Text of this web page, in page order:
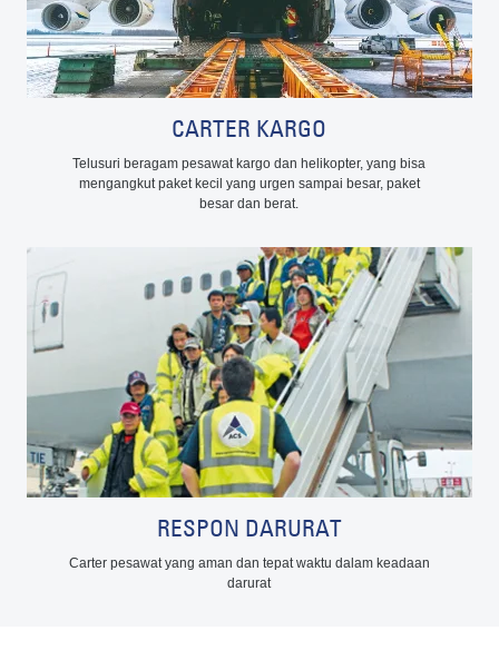
CARTER KARGO
Telusuri beragam pesawat kargo dan helikopter, yang bisa
mengangkut paket kecil yang urgen sampai besar, paket
besar dan berat.
RESPON DARURAT
Carter pesawat yang aman dan tepat waktu dalam keadaan
darurat